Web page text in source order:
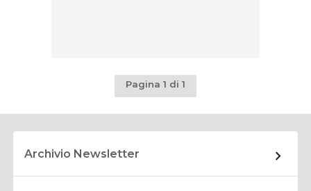
Pagina 1 di 1
Archivio Newsletter